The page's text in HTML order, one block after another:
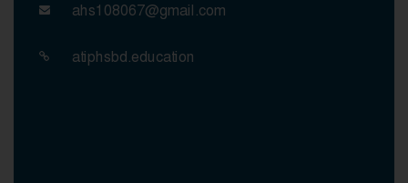
ahs108067@gmail.com
atiphsbd.education